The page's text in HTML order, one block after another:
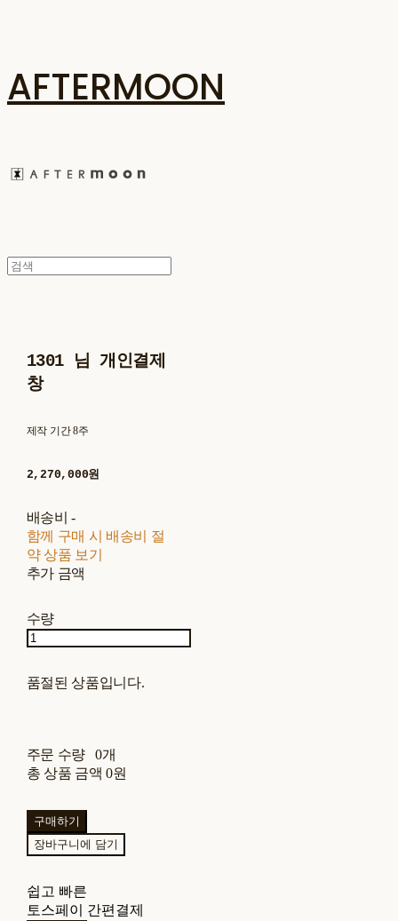
AFTERMOON
1301 님 개인결제
창
제작 기간 8주
2,270,000원
배송비-
함께 구매 시 배송비 절
약 상품 보기
추가 금액
수량
품절된 상품입니다.
주문 수량
0개
총 상품 금액 0원
구매하기
장바구니에 담기
쉽고 빠른
토스페이 간편결제